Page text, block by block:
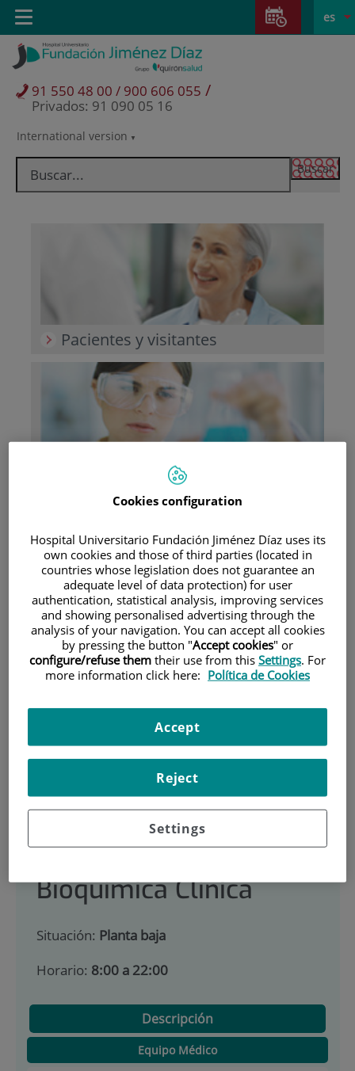
Saltar al contenido
Saltar
contenido
Selector
idioma
activo
es
International version
91 550 48 00 / 900 606 055 /
Privados: 91 090 05 16
Toggle
navigation
Pacientes y visitantes
Docencia
900 301 013
CARTERA DE SERVICIOS
|BIOQUÍMICA CLÍNICA
INSTALACIONES, TÉCNICAS Y PROCEDIMIENTOS
Bioquímica Clínica
Situación: Planta baja
Horario: 8:00 a 22:00
Descripción
Equipo Médico
Cookies configuration
Hospital Universitario Fundación Jiménez Díaz uses its
own cookies and those of third parties (located in
countries whose legislation does not guarantee an
adequate level of data protection) for user
authentication, statistical analysis, improving services
and showing personalised advertising through the
analysis of your navigation. You can accept all cookies
by pressing the button "Accept cookies" or
configure/refuse them their use from this Settings. For
more information click here: Política de Cookies
Settings
Reject
Accept